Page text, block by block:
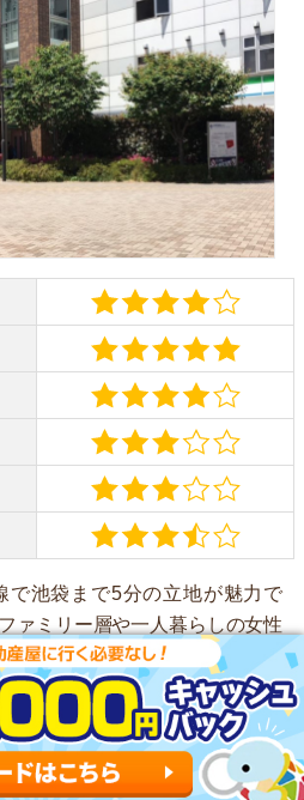
で池袋まで5分の立地が魅力で
ァミリー層や一人暮らしの女性
めですが、評判の良い個人店が
トア」「西友」などのスーパー
。